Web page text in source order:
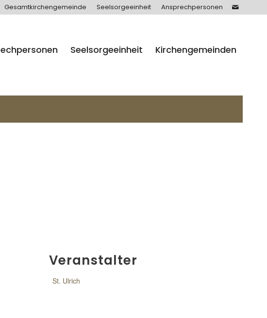
Gesamtkirchengemeinde Seelsorgeeinheit Ansprechpersonen
Seelsorgeeinheit Kirchengemeinden
Veranstalter
St. Ulrich